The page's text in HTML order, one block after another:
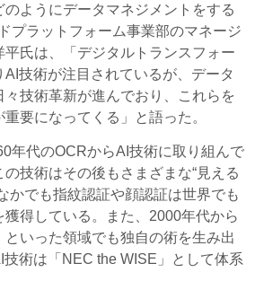
ようにデータマネジメントをする
プラットフォーム事業部のマネージ
平氏は、「デジタルトランスフォー
AI技術が注目されているが、データ
技術革新が進んでおり、これらを
要になってくる」と語った。
年代のOCRからAI技術に取り組んで
技術はその後もさまざまな“見える
かでも指紋認証や顔認証は世界でも
獲得している。また、2000年代から
いった領域でも独自の術を生み出
技術は「NEC the WISE」として体系